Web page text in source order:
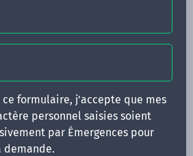
ce formulaire, j'accepte que mes
personnel saisies soient
par Émergences pour
demande.